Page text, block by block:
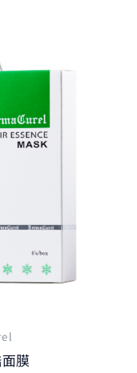
膜
。
NT$900。